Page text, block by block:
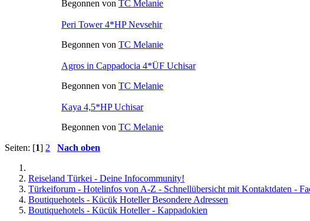
Begonnen von TC Melanie
Peri Tower 4*HP Nevsehir
Begonnen von TC Melanie
Agros in Cappadocia 4*ÜF Uchisar
Begonnen von TC Melanie
Kaya 4,5*HP Uchisar
Begonnen von TC Melanie
Seiten: [1] 2 Nach oben
Reiseland Türkei - Deine Infocommunity!
Türkeiforum - Hotelinfos von A-Z - Schnellübersicht mit Kontaktdaten -
Boutiquehotels - Kücük Hoteller Besondere Adressen
Boutiquehotels - Kücük Hoteller - Kappadokien